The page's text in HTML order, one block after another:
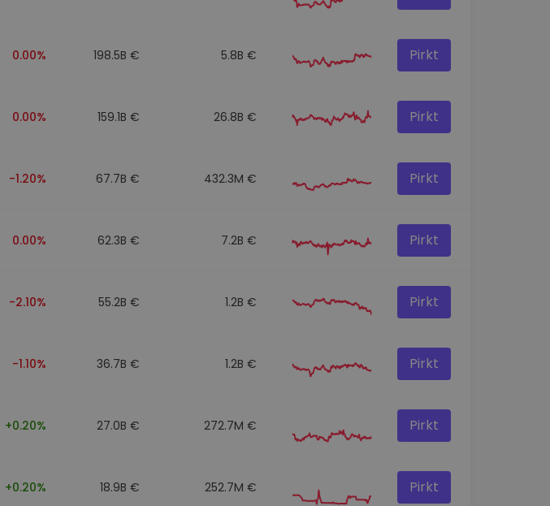
0.00% 198.5B € 5.8B € Pirkt
0.00% 159.1B € 26.8B € Pirkt
-1.20% 67.7B € 432.3M € Pirkt
0.00% 62.3B € 7.2B € Pirkt
-2.10% 55.2B € 1.2B € Pirkt
-1.10% 36.7B € 1.2B € Pirkt
+0.20% 27.0B € 272.7M € Pirkt
+0.20% 18.9B € 252.7M € Pirkt